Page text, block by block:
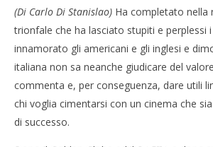
NOW VIEWING
Vincite e perdite
(Di Carlo Di Stanislao) Ha completato nella
trionfale che ha lasciato stupiti e perplessi
innamorato gli americani e gli inglesi e
italiana non sa neanche giudicare del
commenta e, per conseguenza, dare utili
chi voglia cimentarsi con un cinema che
di successo.